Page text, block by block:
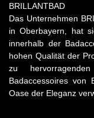
BRILLANTBAD
Das Unternehmen
in Oberbayern, hat
innerhalb der
hohen Qualität der
zu
Badaccessoires von
Oase der Eleganz